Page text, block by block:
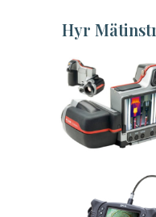
Hyr
Hyr
Hyr